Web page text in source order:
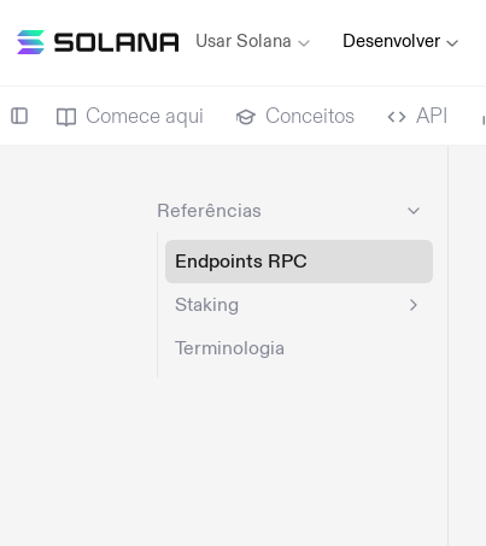
Usar Solana Desenvolver
Comece aqui Conceitos API
Referências
Endpoints RPC
Staking
Terminologia